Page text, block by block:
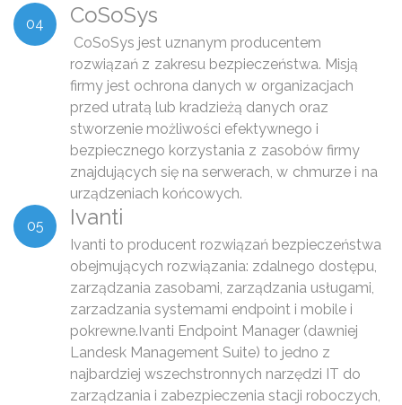
04 CoSoSys
CoSoSys jest uznanym producentem
rozwiązań z zakresu bezpieczeństwa. Misją
firmy jest ochrona danych w organizacjach
przed utratą lub kradzieżą danych oraz
stworzenie możliwości efektywnego i
bezpiecznego korzystania z zasobów firmy
znajdujących się na serwerach, w chmurze i na
urządzeniach końcowych.
05
Ivanti
Ivanti to producent rozwiązań bezpieczeństwa
obejmujących rozwiązania: zdalnego dostępu,
zarządzania zasobami, zarządzania usługami,
zarzadzania systemami endpoint i mobile i
pokrewne.Ivanti Endpoint Manager (dawniej
Landesk Management Suite) to jedno z
najbardziej wszechstronnych narzędzi IT do
zarządzania i zabezpieczenia stacji roboczych,